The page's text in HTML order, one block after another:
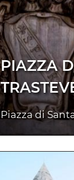
PIAZZA
Piazza di